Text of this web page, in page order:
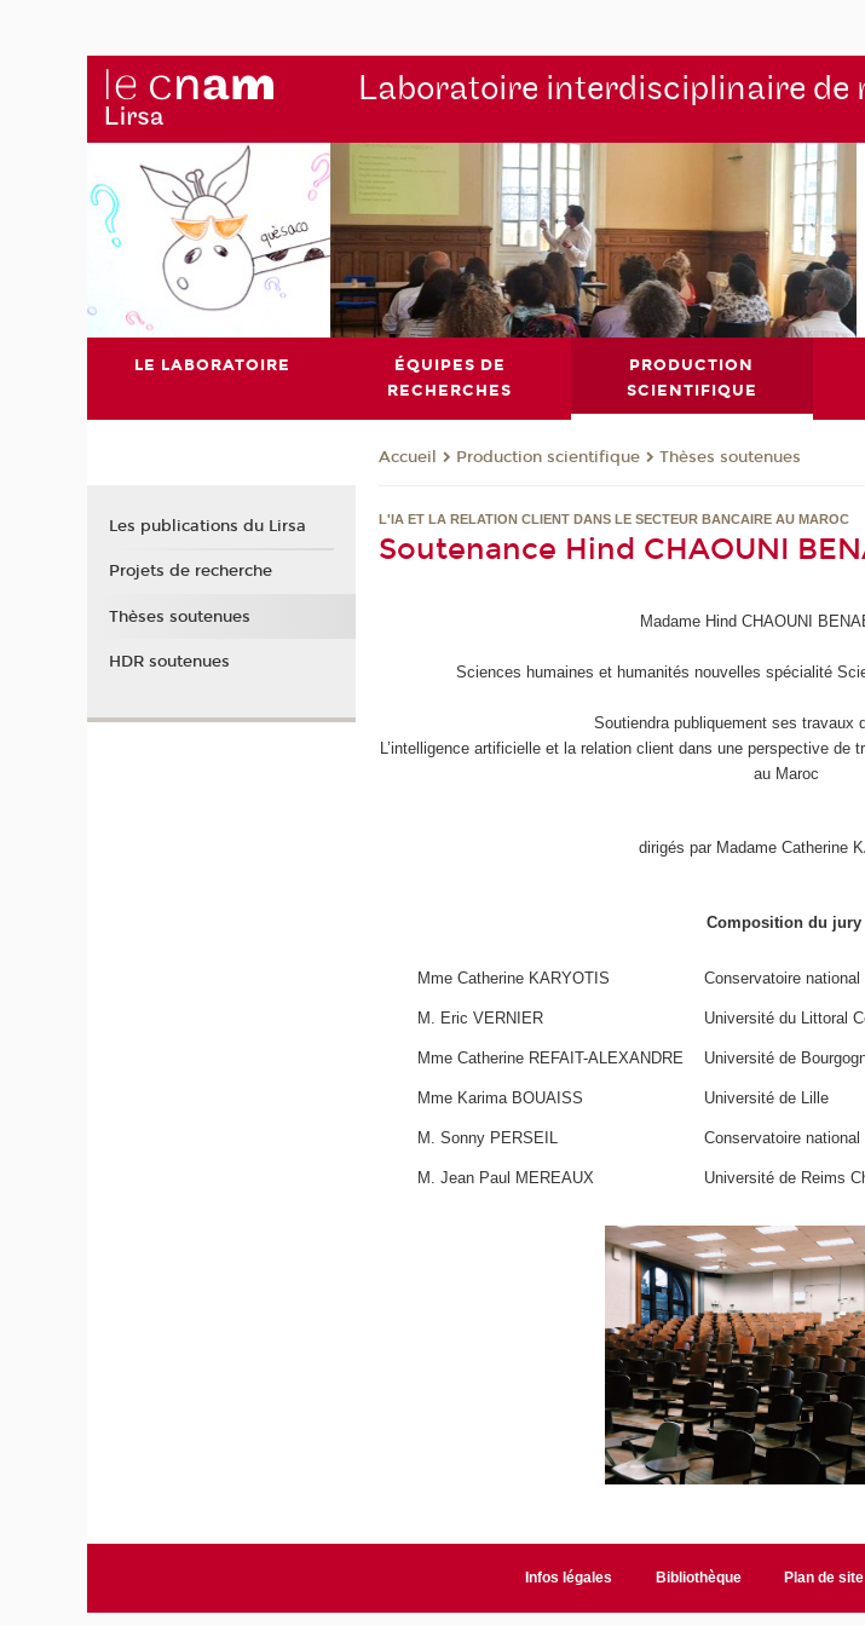
Laboratoire interdisciplinaire de
LE LABORATOIRE
ÉQUIPES DE
RECHERCHES
PRODUCTION
SCIENTIFIQUE
Accueil Production scientifique Thèses soutenues
L'IA ET LA RELATION CLIENT DANS LE SECTEUR BANCAIRE AU MAROC
Soutenance Hind CHAOUNI
Madame Hind CHAOUNI
Sciences humaines et humanités nouvelles spécialité
Soutiendra publiquement ses travaux
L’intelligence artificielle et la relation client dans une perspective
au Maroc
dirigés par Madame Catherine
Composition du jury
Mme Catherine KARYOTIS Conservatoire
M. Eric VERNIER Université du Littoral
Mme Catherine REFAIT-ALEXANDRE Université de
Mme Karima BOUAISS Université de Lille
M. Sonny PERSEIL Conservatoire
M. Jean Paul MEREAUX Université de Reims
Les publications du Lirsa
Projets de recherche
Thèses soutenues
HDR soutenues
Infos légales Bibliothèque Plan de site